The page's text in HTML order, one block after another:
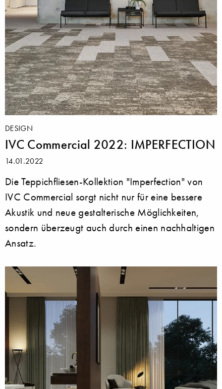
DESIGN
IVC Commercial 2022: IMPERFECTION
14.01.2022
Die Teppichfliesen-Kollektion "Imperfection" von
IVC Commercial sorgt nicht nur für eine bessere
Akustik und neue gestalterische Möglichkeiten,
sondern überzeugt auch durch einen nachhaltigen
Ansatz.